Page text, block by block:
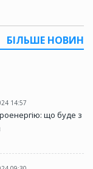
БІЛЬШЕ НОВИН
14:57
що буде з